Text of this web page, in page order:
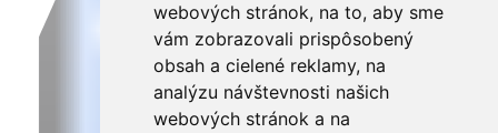
webových stránok, na to, aby sme
vám zobrazovali prispôsobený
obsah a cielené reklamy, na
analýzu návštevnosti našich
webových stránok a na